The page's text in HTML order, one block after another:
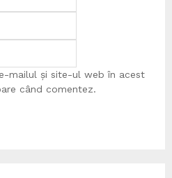
mailul și site-ul web în acest
când comentez.